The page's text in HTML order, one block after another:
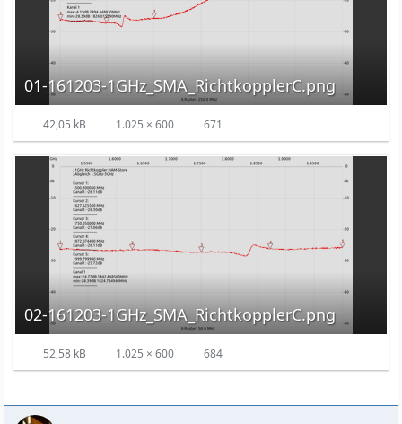
01-161203-1GHz_SMA_RichtkopplerC.png
42,05 kB 1.025 × 600 671
02-161203-1GHz_SMA_RichtkopplerC.png
52,58 kB 1.025 × 600 684